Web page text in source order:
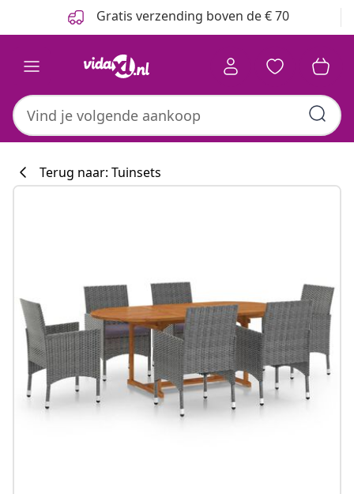
Gratis verzending boven de € 70
Terug naar: Tuinsets